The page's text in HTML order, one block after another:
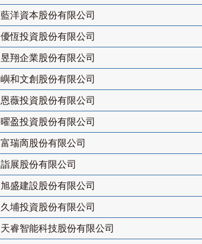
藍洋資本股份有限公司
優恆投資股份有限公司
昱翔企業股份有限公司
嶼和文創股份有限公司
恩薇投資股份有限公司
曜盈投資股份有限公司
富瑞啇股份有限公司
詣展股份有限公司
旭盛建設股份有限公司
久埔投資股份有限公司
天睿智能科技股份有限公司